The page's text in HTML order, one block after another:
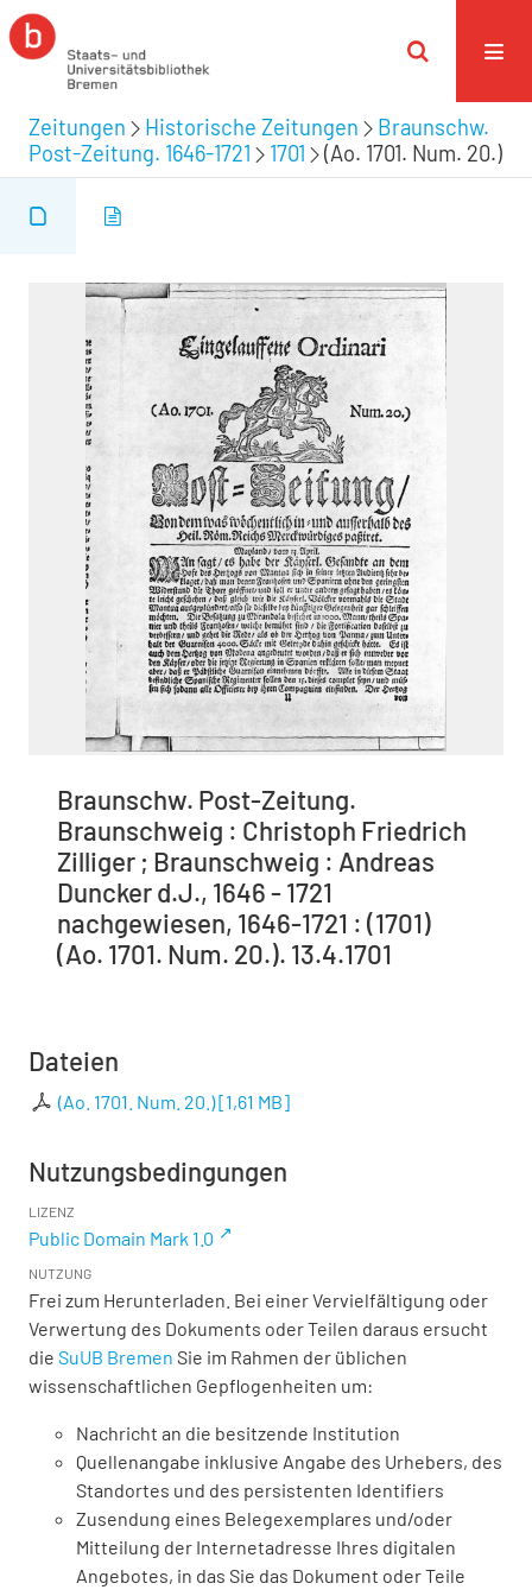
Zeitungen Historische Zeitungen
Braunschw.
Post-Zeitung. 1646-1721
1701 (Ao. 1701. Num. 20.)
Braunschw. Post-Zeitung.
Braunschweig : Christoph Friedrich
Zilliger ; Braunschweig : Andreas
Duncker d.J., 1646 - 1721
nachgewiesen, 1646-1721 : (1701)
(Ao. 1701. Num. 20.). 13.4.1701
Dateien
(Ao. 1701. Num. 20.)[1,61 MB]
Nutzungsbedingungen
LIZENZ
Public Domain Mark 1.0
NUTZUNG
Frei zum Herunterladen. Bei einer Vervielfältigung oder
Verwertung des Dokuments oder Teilen daraus ersucht
die SuUB Bremen Sie im Rahmen der üblichen
wissenschaftlichen Gepflogenheiten um:
Nachricht an die besitzende Institution
Quellenangabe inklusive Angabe des Urhebers, des
Standortes und des persistenten Identifiers
Zusendung eines Belegexemplares und/oder
Mitteilung der Internetadresse Ihres digitalen
Angebotes, in das Sie das Dokument oder Teile